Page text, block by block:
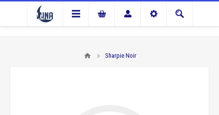
Sharpie Noir